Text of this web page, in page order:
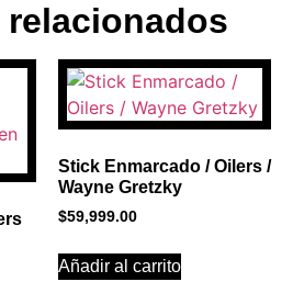
CON
1
Here
Stick Enmarcado / Oilers /
Wayne Gretzky
$59,999.00
Añadir al carrito